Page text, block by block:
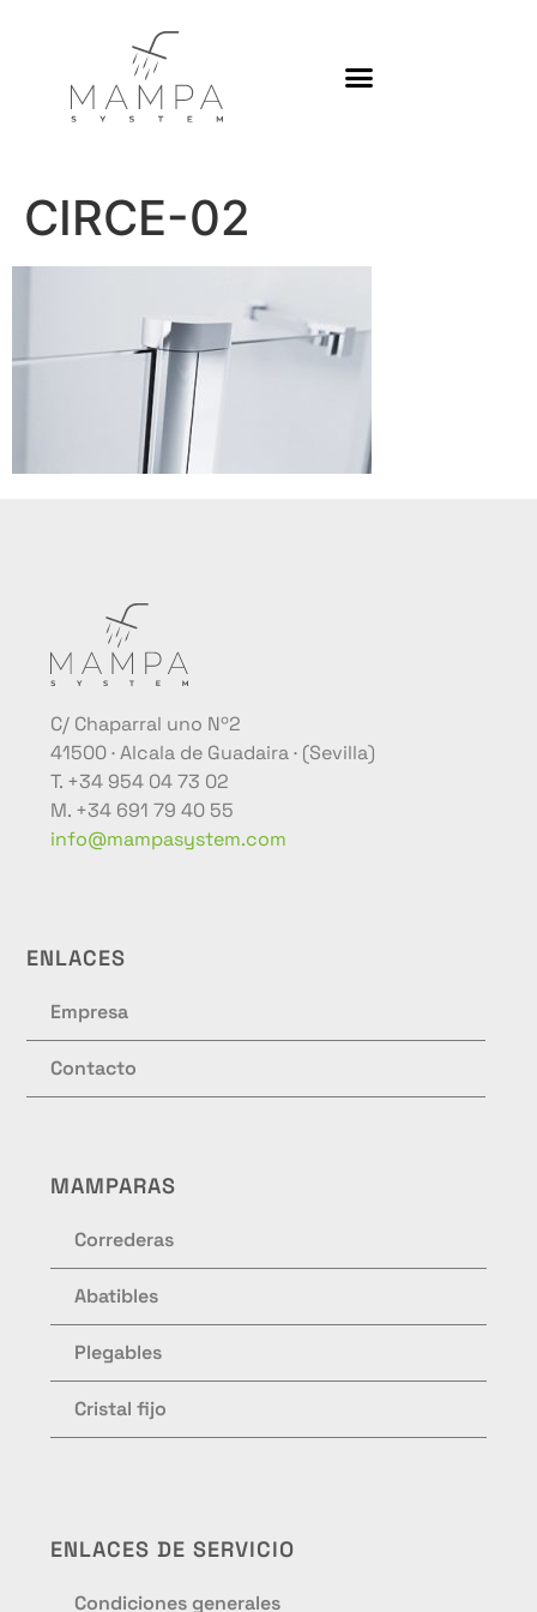
CIRCE-02
C/ Chaparral uno Nº2
41500 · Alcala de Guadaira · (Sevilla)
T. +34 954 04 73 02
M. +34 691 79 40 55
info@mampasystem.com
ENLACES
Empresa
Contacto
MAMPARAS
Correderas
Abatibles
Plegables
Cristal fijo
ENLACES DE SERVICIO
Condiciones generales